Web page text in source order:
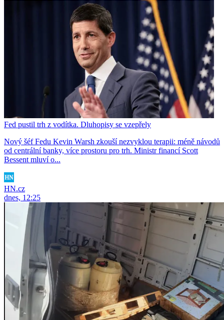
Fed pustil trh z vodítka. Dluhopisy se vzepřely
Nový šéf Fedu Kevin Warsh zkouší nezvyklou terapii: méně návodů
od centrální banky, více prostoru pro trh. Ministr financí Scott
Bessent mluví o...
HN.cz
dnes, 12:25